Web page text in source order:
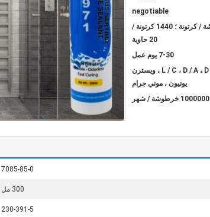
negotiable
24 خرطوشة / كرتونة ؛ 1440 كرتونة /
20 حاوية
7-30 يوم عمل
L / C ، D / A ، D / P ، T / T ، ويسترن
يونيون ، موني جرام
1000000 خرطوشة / شهر
7085-85-0
300 مل
230-391-5